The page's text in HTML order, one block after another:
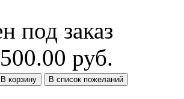
под заказ
руб.